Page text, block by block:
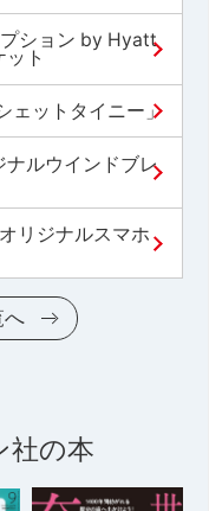
ション by Hyatt
ト
ェットタイニー」
ルウインドブレ
リジナルスマホ
へ
社の本